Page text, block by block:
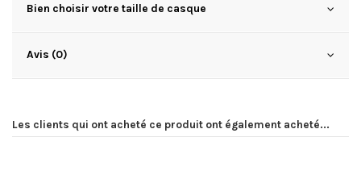
Bien choisir votre taille de casque
Avis (0)
Les clients qui ont acheté ce produit ont également acheté...